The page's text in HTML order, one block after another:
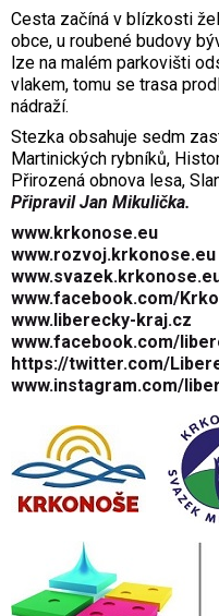
Cesta začíná v blízkosti
obce, u roubené budovy
lze na malém parkovišti
vlakem, tomu se trasa
nádraží.
Stezka obsahuje sedm
Martinických rybníků,
Přirozená obnova lesa,
Připravil Jan Mikulička.
www.krkonose.eu
www.rozvoj.krkonose.eu
www.facebook.com/
www.liberecky-kraj.cz
www.facebook.com/
https://twitter.com/
www.instagram.com/